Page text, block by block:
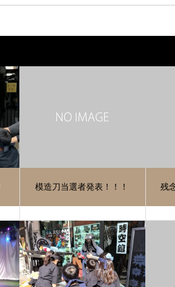
模造刀当選者発表！！！ 残